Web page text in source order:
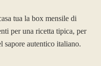
tua la box mensile di
per una ricetta tipica, per
sapore autentico italiano.